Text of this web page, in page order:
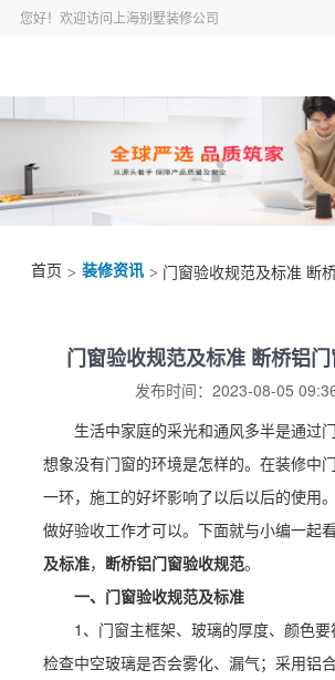
您好！欢迎访问上海别墅装修公司
首页 > 装修资讯 > 门窗验收规范及标准 断
门窗验收规范及标准 断桥铝
发布时间：2023-08-05
生活中家庭的采光和通风多半是通过
想象没有门窗的环境是怎样的。在装修中
一环，施工的好坏影响了以后以后的使用
做好验收工作才可以。下面就与小编一起
及标准， 断桥铝门窗验收规范。
一、门窗验收规范及标准
1、门窗主框架、玻璃的厚度、颜色要
检查中空玻璃是否会雾化、漏气；采用铝